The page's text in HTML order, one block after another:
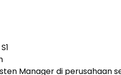
Manager di perusahaan